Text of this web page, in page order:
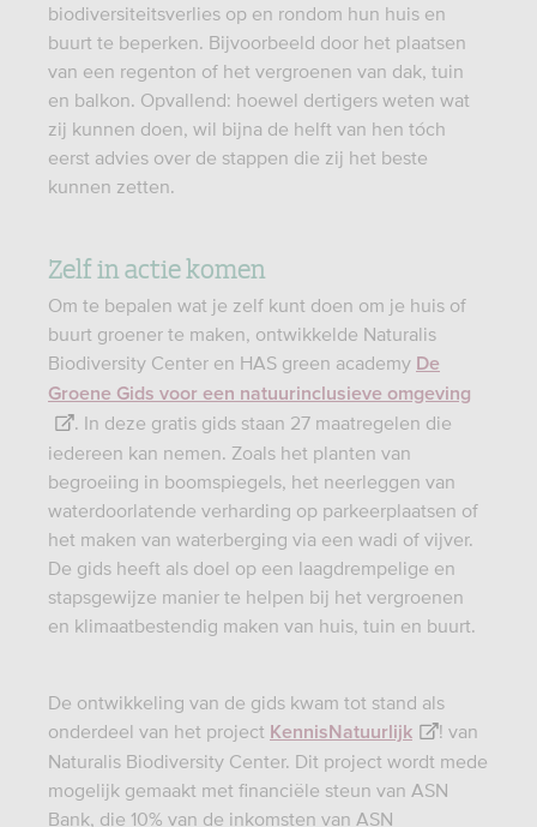
biodiversiteitsverlies op en rondom hun huis en
buurt te beperken. Bijvoorbeeld door het plaatsen
van een regenton of het vergroenen van dak, tuin
en balkon. Opvallend: hoewel dertigers weten wat
zij kunnen doen, wil bijna de helft van hen tóch
eerst advies over de stappen die zij het beste
kunnen zetten.
Zelf in actie komen
Om te bepalen wat je zelf kunt doen om je huis of
buurt groener te maken, ontwikkelde Naturalis
Biodiversity Center en HAS green academy De
Groene Gids voor een natuurinclusieve omgeving
. In deze gratis gids staan 27 maatregelen die
iedereen kan nemen. Zoals het planten van
begroeiing in boomspiegels, het neerleggen van
waterdoorlatende verharding op parkeerplaatsen of
het maken van waterberging via een wadi of vijver.
De gids heeft als doel op een laagdrempelige en
stapsgewijze manier te helpen bij het vergroenen
en klimaatbestendig maken van huis, tuin en buurt.
De ontwikkeling van de gids kwam tot stand als
onderdeel van het project KennisNatuurlijk
! van
Naturalis Biodiversity Center. Dit project wordt mede
mogelijk gemaakt met financiële steun van ASN
Bank, die 10% van de inkomsten van ASN